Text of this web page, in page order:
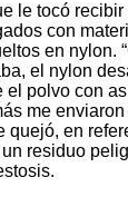
le tocó recibir
con
en nylon.
el nylon
el polvo con
me
quejó, en
residuo